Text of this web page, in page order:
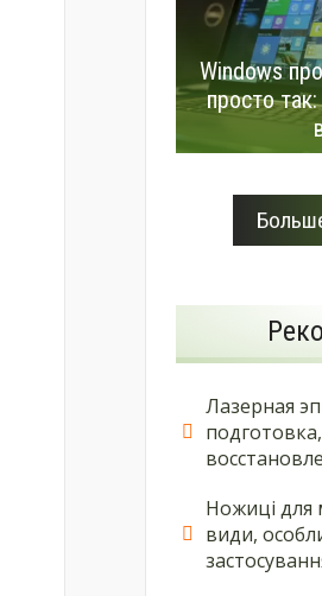
Windows
просто
Лазерная
Ножиці для
види,